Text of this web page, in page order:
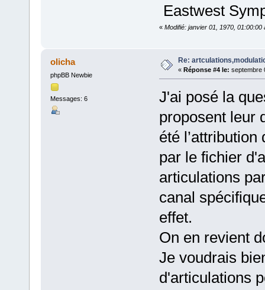
Eastwest
« Modifié: janvier 01, 1970, 01:00:00
olicha
phpBB Newbie
Messages: 6
Re:
« Réponse #4 le: septembre
J'ai posé la
proposent leur
été
par le fichier
articulations
canal
effet.
On en revient
Je voudrais
d'articulations